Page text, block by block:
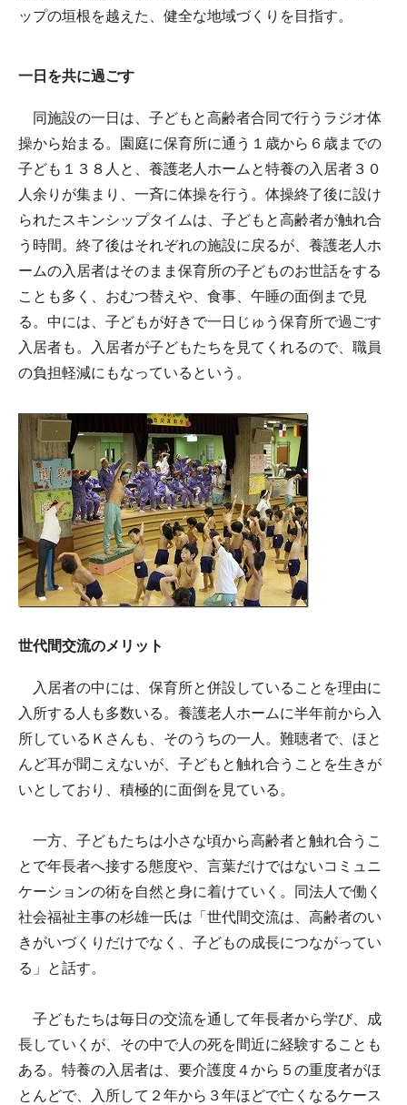
ップの垣根を越えた、健全な地域づくりを目指す。
一日を共に過ごす
同施設の一日は、子どもと高齢者合同で行うラジオ体
操から始まる。園庭に保育所に通う１歳から６歳までの
子ども１３８人と、養護老人ホームと特養の入居者３０
人余りが集まり、一斉に体操を行う。体操終了後に設け
られたスキンシップタイムは、子どもと高齢者が触れ合
う時間。終了後はそれぞれの施設に戻るが、養護老人ホ
ームの入居者はそのまま保育所の子どものお世話をする
ことも多く、おむつ替えや、食事、午睡の面倒まで見
る。中には、子どもが好きで一日じゅう保育所で過ごす
入居者も。入居者が子どもたちを見てくれるので、職員
の負担軽減にもなっているという。
世代間交流のメリット
入居者の中には、保育所と併設していることを理由に
入所する人も多数いる。養護老人ホームに半年前から入
所しているＫさんも、そのうちの一人。難聴者で、ほと
んど耳が聞こえないが、子どもと触れ合うことを生きが
いとしており、積極的に面倒を見ている。
一方、子どもたちは小さな頃から高齢者と触れ合うこ
とで年長者へ接する態度や、言葉だけではないコミュニ
ケーションの術を自然と身に着けていく。同法人で働く
社会福祉主事の杉雄一氏は「世代間交流は、高齢者のい
きがいづくりだけでなく、子どもの成長につながってい
る」と話す。
子どもたちは毎日の交流を通して年長者から学び、成
長していくが、その中で人の死を間近に経験することも
ある。特養の入居者は、要介護度４から５の重度者がほ
とんどで、入所して２年から３年ほどで亡くなるケース